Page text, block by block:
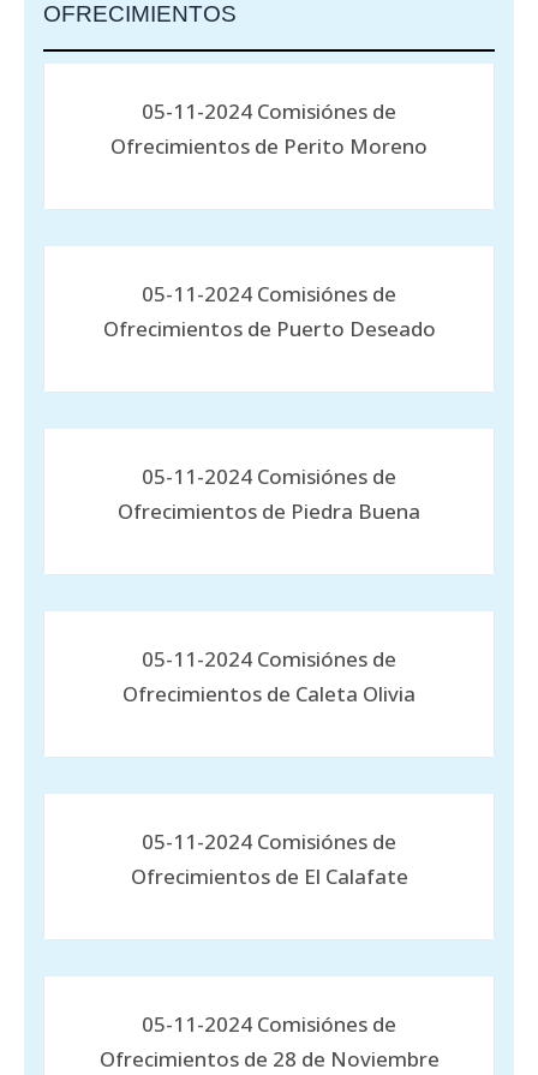
OFRECIMIENTOS
05-11-2024 Comisiónes de
Ofrecimientos de Perito Moreno
05-11-2024 Comisiónes de
Ofrecimientos de Puerto Deseado
05-11-2024 Comisiónes de
Ofrecimientos de Piedra Buena
05-11-2024 Comisiónes de
Ofrecimientos de Caleta Olivia
05-11-2024 Comisiónes de
Ofrecimientos de El Calafate
05-11-2024 Comisiónes de
Ofrecimientos de 28 de Noviembre